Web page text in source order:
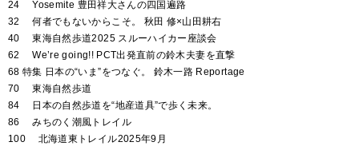
24 Yosemite 豊田祥大さんの四国遍路
32 何者でもないからこそ。 秋田 修×山田耕右
40 東海自然歩道2025 スルーハイカー座談会
62 We’re going!! PCT出発直前の鈴木夫妻を直撃
68 特集 日本の“いま”をつなぐ。 鈴木一路 Reportage
70 東海自然歩道
84 日本の自然歩道を“地産道具”で歩く未来。
86 みちのく潮風トレイル
100 北海道東トレイル2025年9月